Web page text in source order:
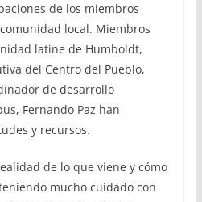
de los miembros
local. Miembros
latine de Humboldt,
del Centro del Pueblo,
de desarrollo
Fernando Paz han
y recursos.
de lo que viene y cómo
mucho cuidado con